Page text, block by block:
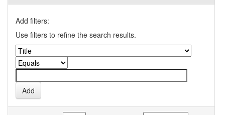
Add filters:
Use filters to refine the search results.